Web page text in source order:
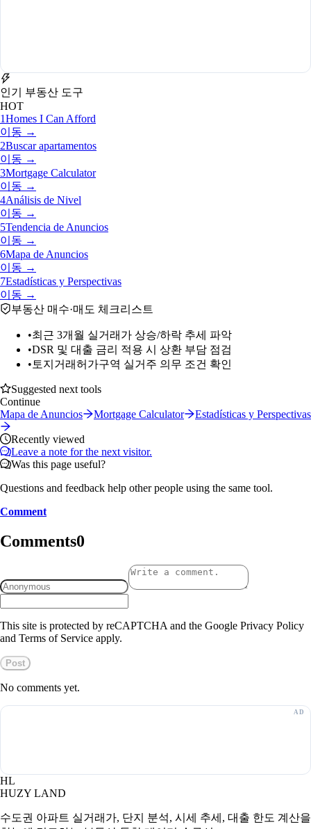
인기 부동산 도구
HOT
1Homes I Can Afford
이동 →
2Buscar apartamentos
이동 →
3Mortgage Calculator
이동 →
4Análisis de Nivel
이동 →
5Tendencia de Anuncios
이동 →
6Mapa de Anuncios
이동 →
7Estadísticas y Perspectivas
이동 →
부동산 매수·매도 체크리스트
•최근 3개월 실거래가 상승/하락 추세 파악
•DSR 및 대출 금리 적용 시 상환 부담 점검
• 토지거래허가구역 실거주 의무 조건 확인
Suggested next tools
Continue
Mapa de Anuncios
Mortgage Calculator Estadísticas y Perspectivas
Recently viewed
Leave a note for the next visitor.
Was this page useful?
Questions and feedback help other people using the same tool.
Comment
Comments0
This site is protected by reCAPTCHA and the Google Privacy Policy
and Terms of Service apply.
Post
No comments yet.
HL
HUZY LAND
수도권 아파트 실거래가, 단지 분석, 시세 추세, 대출 한도 계산을